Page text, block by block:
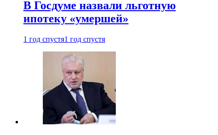
В Госдуме назвали льготную
ипотеку «умершей»
1 год спустя1 год спустя